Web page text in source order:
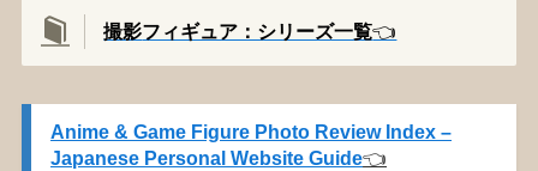
撮影フィギュア：シリーズ一覧👈️
Anime & Game Figure Photo Review Index –
Japanese Personal Website Guide👈️